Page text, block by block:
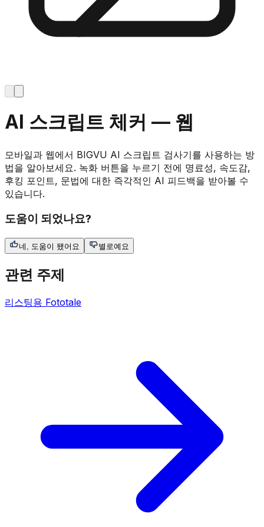
AI 스크립트 체커 — 웹
모바일과 웹에서 BIGVU AI 스크립트 검사기를 사용하는 방
법을 알아보세요. 녹화 버튼을 누르기 전에 명료성, 속도감,
후킹 포인트, 문법에 대한 즉각적인 AI 피드백을 받아볼 수
있습니다.
도움이 되었나요?
네, 도움이 됐어요 별로예요
관련 주제
리스팅용 Fototale